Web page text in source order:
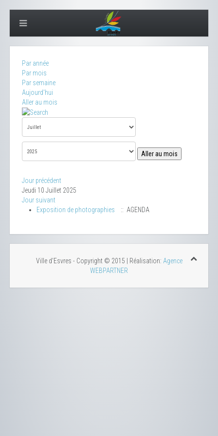
Par année
Par mois
Par semaine
Aujourd'hui
Aller au mois
Aller au mois
Jour précédent
Jeudi 10 Juillet 2025
Jour suivant
Exposition de photographies
:: AGENDA
Ville d'Esvres - Copyright © 2015 | Réalisation: Agence
WEBPARTNER